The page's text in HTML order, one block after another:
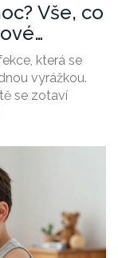
Vše, co
která se
vyrážkou.
se zotaví